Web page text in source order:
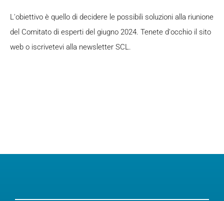
L'obiettivo è quello di decidere le possibili soluzioni alla riunione
del Comitato di esperti del giugno 2024. Tenete d'occhio il sito
web o iscrivetevi alla newsletter SCL.